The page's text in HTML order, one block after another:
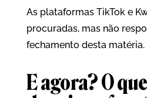
As plataformas TikTok e
procuradas, mas não
fechamento desta matéria.
E agora? O